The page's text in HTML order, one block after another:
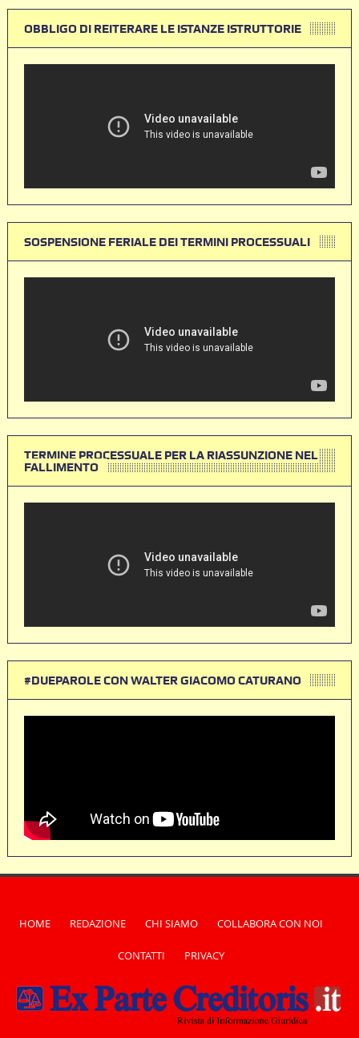
OBBLIGO DI REITERARE LE ISTANZE ISTRUTTORIE
SOSPENSIONE FERIALE DEI TERMINI PROCESSUALI
TERMINE PROCESSUALE PER LA RIASSUNZIONE NEL
FALLIMENTO
#DUEPAROLE CON WALTER GIACOMO CATURANO
HOME REDAZIONE CHI SIAMO COLLABORA CON NOI
CONTATTI PRIVACY